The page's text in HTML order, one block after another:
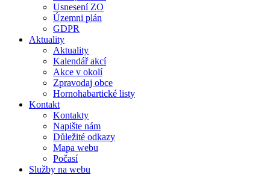
Usnesení ZO
Územni plán
GDPR
Aktuality
Aktuality
Kalendář akcí
Akce v okolí
Zpravodaj obce
Hornohabartické listy
Kontakt
Kontakty
Napište nám
Důležité odkazy
Mapa webu
Počasí
Služby na webu